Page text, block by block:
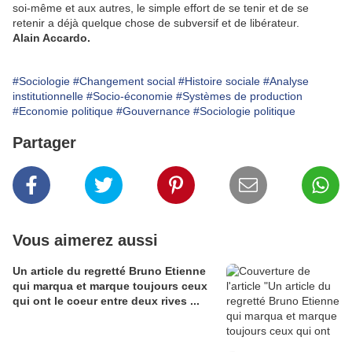
soi-même et aux autres, le simple effort de se tenir et de se
retenir a déjà quelque chose de subversif et de libérateur.
Alain Accardo.
#Sociologie #Changement social #Histoire sociale #Analyse
institutionnelle #Socio-économie #Systèmes de production
#Economie politique #Gouvernance #Sociologie politique
Partager
Vous aimerez aussi
Un article du regretté Bruno Etienne
qui marqua et marque toujours ceux
qui ont le coeur entre deux rives ...